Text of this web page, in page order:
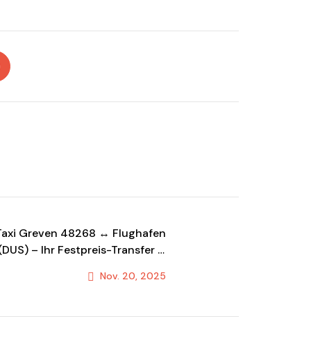
Greven 48268 ↔ Flughafen
– Ihr Festpreis-Transfer &
Nov. 20, 2025